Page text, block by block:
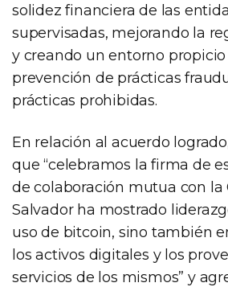
solidez financiera de las
supervisadas, mejorando la
y creando un entorno propicio
prevención de prácticas
prácticas prohibidas.
En relación al acuerdo
que “celebramos la firma de
de colaboración mutua con la
Salvador ha mostrado
uso de bitcoin, sino también
los activos digitales y los
servicios de los mismos” y